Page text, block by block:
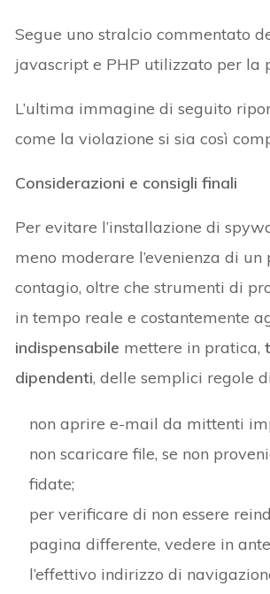
Segue uno stralcio commentato
javascript e PHP utilizzato per la
L’ultima immagine di seguito
come la violazione si sia così
Considerazioni e consigli finali
Per evitare l’installazione di
meno moderare l’evenienza di un
contagio, oltre che strumenti di
in tempo reale e costantemente
indispensabile mettere in pratica,
dipendenti, delle semplici regole
non aprire e-mail da mittenti
non scaricare file, se non
fidate;
per verificare di non essere
pagina differente, vedere in
l’effettivo indirizzo di